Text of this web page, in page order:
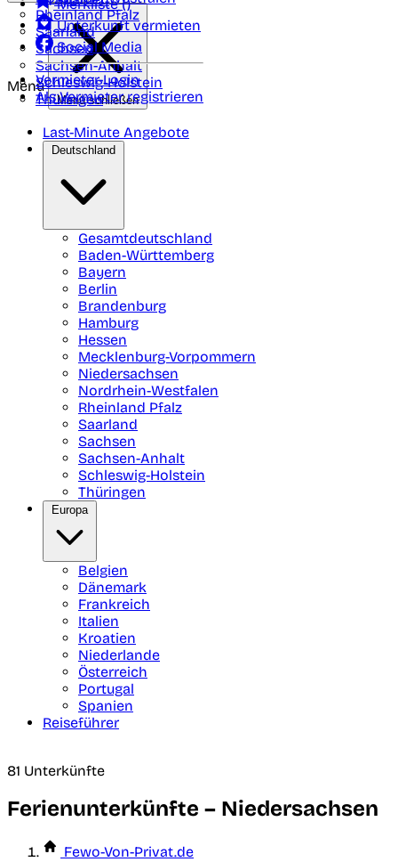
Rheinland Pfalz
Saarland
Sachsen
Sachsen-Anhalt
Schleswig-Holstein
Thüringen
Merkliste ()
Unterkunft vermieten
Social Media
Vermieter-Login
Als Vermieter registrieren
Menü
Menü schließen
Last-Minute Angebote
Deutschland
Gesamtdeutschland
Baden-Württemberg
Bayern
Berlin
Brandenburg
Hamburg
Hessen
Mecklenburg-Vorpommern
Niedersachsen
Nordrhein-Westfalen
Rheinland Pfalz
Saarland
Sachsen
Sachsen-Anhalt
Schleswig-Holstein
Thüringen
Europa
Belgien
Dänemark
Frankreich
Italien
Kroatien
Niederlande
Österreich
Portugal
Spanien
Reiseführer
81 Unterkünfte
Ferienunterkünfte – Niedersachsen
Fewo-Von-Privat.de